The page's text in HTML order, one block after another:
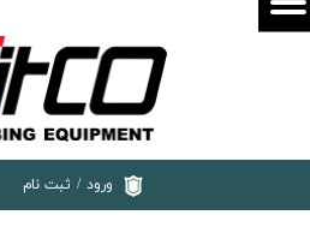
ورود / ثبت نام